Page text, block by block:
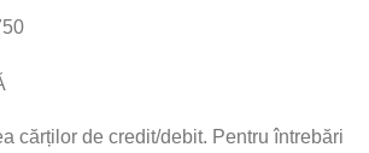
cărților de credit/debit. Pentru întrebări